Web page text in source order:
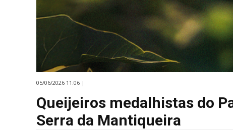
05/06/2026 11:06 |
Queijeiros medalhistas do
Serra da Mantiqueira